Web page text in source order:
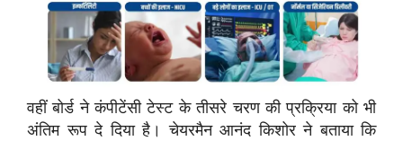
वहीं बोर्ड ने कंपीटेंसी टेस्ट के तीसरे चरण की प्रक्रिया को भी
अंतिम रूप दे दिया है। चेयरमैन आनंद किशोर ने बताया कि